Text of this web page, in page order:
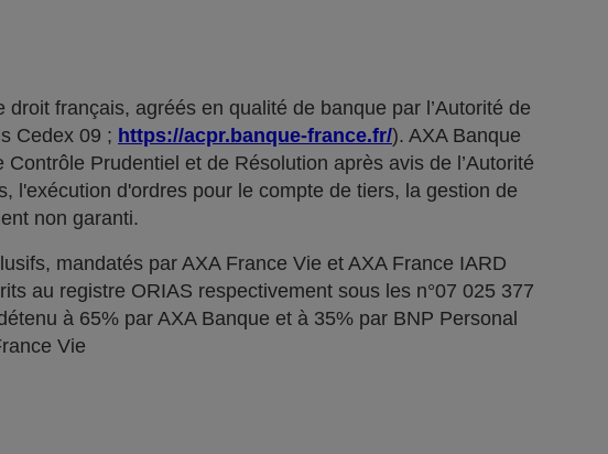
français, agréés en qualité de banque par l’Autorité de
Cedex 09 ; https://acpr.banque-france.fr/). AXA Banque
Prudentiel et de Résolution après avis de l’Autorité
l'exécution d'ordres pour le compte de tiers, la gestion de
non garanti.
mandatés par AXA France Vie et AXA France IARD
au registre ORIAS respectivement sous les n°07 025 377
à 65% par AXA Banque et à 35% par BNP Personal
Vie